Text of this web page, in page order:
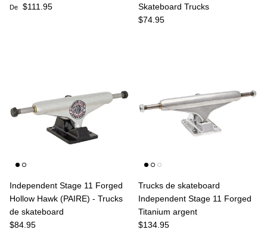
Prix habituel
De $111.95
Skateboard Trucks
Prix habituel
$74.95
Independent Stage 11 Forged
Hollow Hawk (PAIRE) - Trucks
de skateboard
Prix habituel
$84.95
Trucks de skateboard
Independent Stage 11 Forged
Titanium argent
Prix habituel
$134.95